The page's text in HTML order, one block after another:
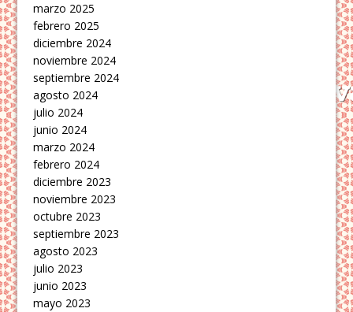
marzo 2025
febrero 2025
diciembre 2024
noviembre 2024
septiembre 2024
agosto 2024
julio 2024
junio 2024
marzo 2024
febrero 2024
diciembre 2023
noviembre 2023
octubre 2023
septiembre 2023
agosto 2023
julio 2023
junio 2023
mayo 2023